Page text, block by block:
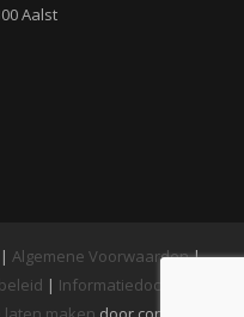
Aalst
Algemene Voorwaarden|
| Informatiedocument